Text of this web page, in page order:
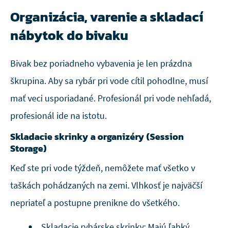
Organizácia, varenie a skladací
nábytok do bivaku
Bivak bez poriadneho vybavenia je len prázdna
škrupina. Aby sa rybár pri vode cítil pohodlne, musí
mať veci usporiadané. Profesionál pri vode nehľadá,
profesionál ide na istotu.
Skladacie skrinky a organizéry (Session
Storage)
Keď ste pri vode týždeň, nemôžete mať všetko v
taškách pohádzaných na zemi. Vlhkosť je najväčší
nepriateľ a postupne prenikne do všetkého.